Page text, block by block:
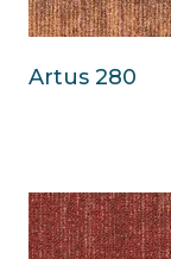
Artus 280